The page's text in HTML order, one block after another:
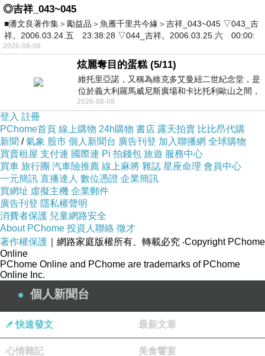
◎吉祥_043~045
■潘文良著作集＞勵益品＞魚雁千里共今緣＞吉祥_043~045 ▽043_吉
祥。2006.03.24.五 23:38:28 ▽044_吉祥。2006.03.25.六 00:00:
2026-08-08
炫麗奪目的蛋糕 (5/11)
維托里亞諾，又稱為維克多艾曼紐二世紀念堂，是
位於義大利羅馬威尼斯廣場和卡比托利歐山之間，
用以紀念統一義大利統一後的的第一位國
2026-08-08
登入 註冊
PChome首頁 線上購物 24h購物 書店 露天拍賣 比比昂代購
新聞 /氣象 股市 個人新聞台 廣告刊登 加入聯播網 全球購物
買賣租屋 支付連 國際連 Pi 拍錢包 旅遊 服務中心
買車 旅行團 汽車險推薦 線上麻將 雜誌 星座命理 會員中心
一元簡訊 直播達人 數位憑證 企業簡訊
買網址 虛擬主機 企業郵件
廣告刊登 隱私權聲明
消費者保護 兒童網路安全
About PChome 投資人聯絡 徵才
著作權保護 ｜網路家庭版權所有、轉載必究 ‧Copyright PChome
Online
PChome Online and PChome are trademarks of PChome
Online Inc.
個人新聞台
快速發文 最新文章
心情雜記 美食饗宴